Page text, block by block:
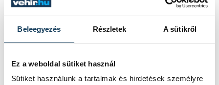
Beleegyezés Részletek A sütikről
Ez a weboldal sütiket használ
Sütiket használunk a tartalmak és hirdetések személyre
ünnep